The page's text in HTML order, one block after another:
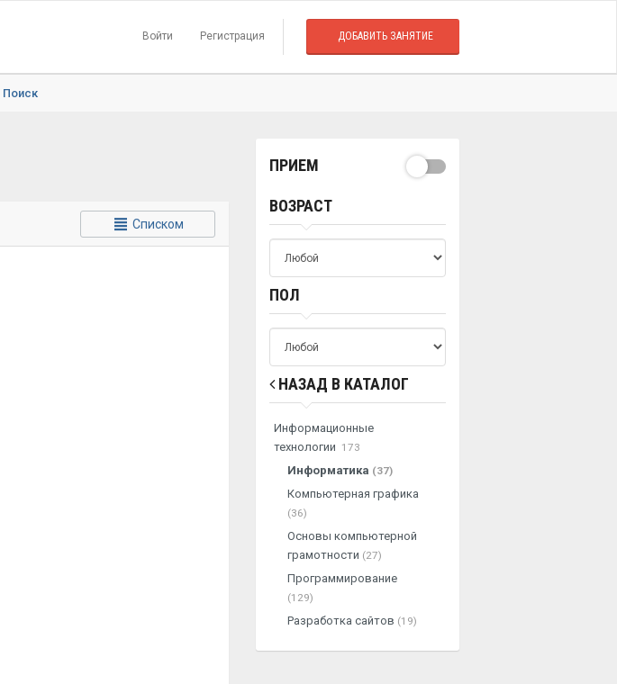
Войти Регистрация ДОБАВИТЬ ЗАНЯТИЕ
Поиск
Списком
ПРИЕМ
ВОЗРАСТ
ПОЛ
НАЗАД В КАТАЛОГ
Информационные
технологии 173
Информатика (37)
Компьютерная графика
(36)
Основы компьютерной
грамотности (27)
Программирование
(129)
Разработка сайтов (19)